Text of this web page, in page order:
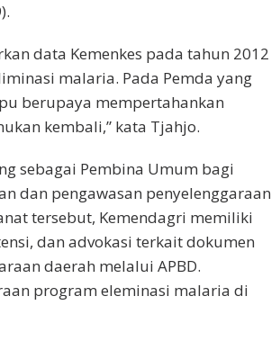
data Kemenkes pada tahun 2012
malaria. Pada Pemda yang
berupaya mempertahankan
kembali,” kata Tjahjo.
sebagai Pembina Umum bagi
dan pengawasan penyelenggaraan
tersebut, Kemendagri memiliki
dan advokasi terkait dokumen
daerah melalui APBD.
program eleminasi malaria di